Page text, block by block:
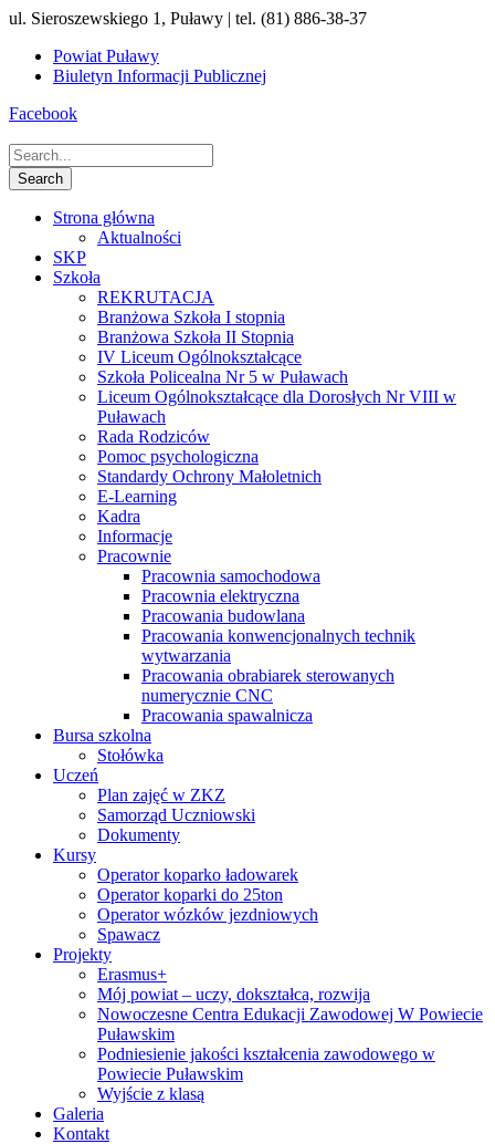
ul. Sieroszewskiego 1, Puławy | tel. (81) 886-38-37
Powiat Puławy
Biuletyn Informacji Publicznej
Facebook
Strona główna
Aktualności
SKP
Szkoła
REKRUTACJA
Branżowa Szkoła I stopnia
Branżowa Szkoła II Stopnia
IV Liceum Ogólnokształcące
Szkoła Policealna Nr 5 w Puławach
Liceum Ogólnokształcące dla Dorosłych Nr VIII w
Puławach
Rada Rodziców
Pomoc psychologiczna
Standardy Ochrony Małoletnich
E-Learning
Kadra
Informacje
Pracownie
Pracownia samochodowa
Pracownia elektryczna
Pracowania budowlana
Pracowania konwencjonalnych technik
wytwarzania
Pracowania obrabiarek sterowanych
numerycznie CNC
Pracowania spawalnicza
Bursa szkolna
Stołówka
Uczeń
Plan zajęć w ZKZ
Samorząd Uczniowski
Dokumenty
Kursy
Operator koparko ładowarek
Operator koparki do 25ton
Operator wózków jezdniowych
Spawacz
Projekty
Erasmus+
Mój powiat – uczy, dokształca, rozwija
Nowoczesne Centra Edukacji Zawodowej W Powiecie
Puławskim
Podniesienie jakości kształcenia zawodowego w
Powiecie Puławskim
Wyjście z klasą
Galeria
Kontakt